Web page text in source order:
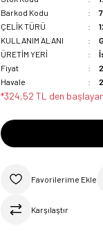
Barkod Kodu
ÇELİK TÜRÜ
KULLANIM ALANI
ÜRETİM YERİ
Fiyat
Havale
*324,52 TL den
Karşılaştır